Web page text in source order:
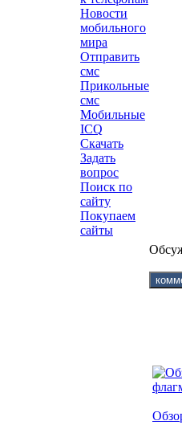
Новости
мобильного
мира
Отправить
смс
Прикольные
смс
Мобильные
ICQ
Скачать
Задать
вопрос
Поиск по
сайту
Покупаем
сайты